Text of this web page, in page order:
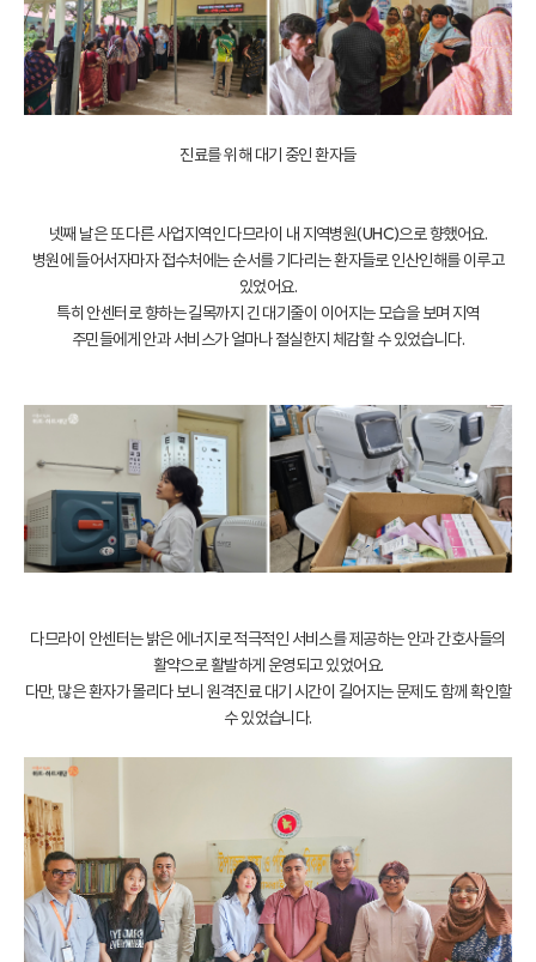
진료를 위해 대기 중인 환자들
넷째 날은 또 다른 사업지역인 다므라이 내 지역병원(UHC)으로 향했어요.
병원에 들어서자마자 접수처에는 순서를 기다리는 환자들로 인산인해를 이루고
있었어요.
특히 안센터로 향하는 길목까지 긴 대기줄이 이어지는 모습을 보며 지역
주민들에게 안과 서비스가 얼마나 절실한지 체감할 수 있었습니다.
다므라이 안센터는 밝은 에너지로 적극적인 서비스를 제공하는 안과 간호사들의
활약으로 활발하게 운영되고 있었어요.
다만, 많은 환자가 몰리다 보니 원격진료 대기 시간이 길어지는 문제도 함께 확인할
수 있었습니다.